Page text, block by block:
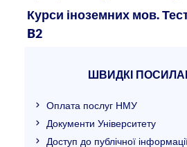
Курси іноземних мов.
B2
ШВИДКІ
Оплата послуг НМУ
Документи Університету
Доступ до публічної